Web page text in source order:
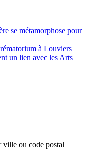
se métamorphose pour
à Louviers
un lien avec les Arts
ville ou code postal